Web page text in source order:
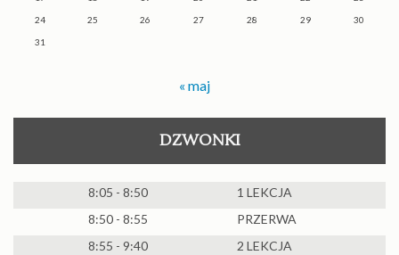
24 25 26 27 28 29 30
31
« maj
DZWONKI
8:05 - 8:50
1 LEKCJA
8:50 - 8:55
PRZERWA
8:55 - 9:40
2 LEKCJA